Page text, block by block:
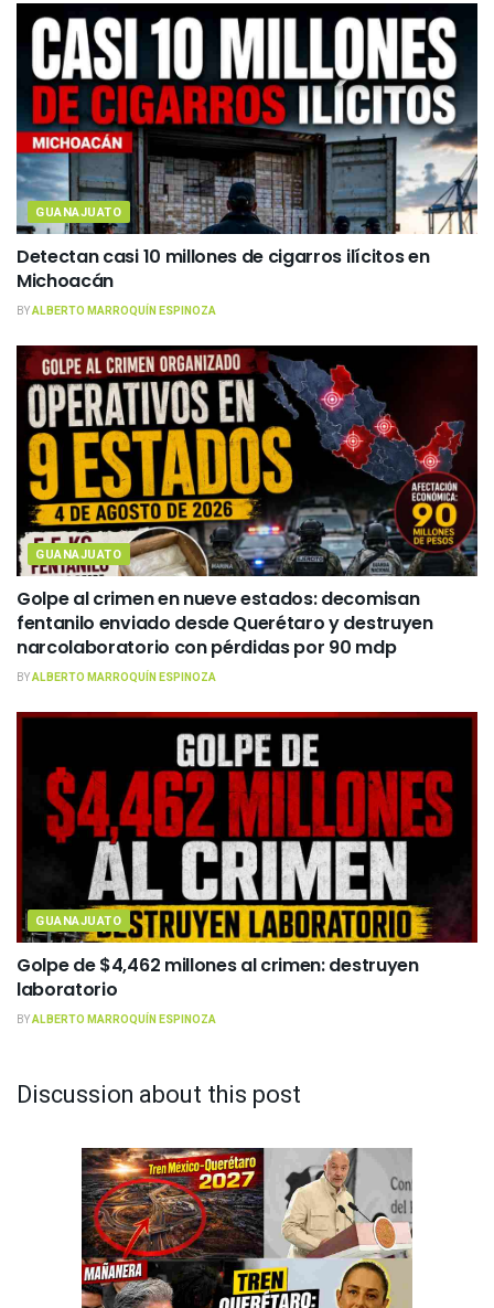
GUANAJUATO
Detectan casi 10 millones de cigarros ilícitos en
Michoacán
BYALBERTO MARROQUÍN ESPINOZA
GUANAJUATO
Golpe al crimen en nueve estados: decomisan
fentanilo enviado desde Querétaro y destruyen
narcolaboratorio con pérdidas por 90 mdp
BYALBERTO MARROQUÍN ESPINOZA
GUANAJUATO
Golpe de $4,462 millones al crimen: destruyen
laboratorio
BYALBERTO MARROQUÍN ESPINOZA
Discussion about this post